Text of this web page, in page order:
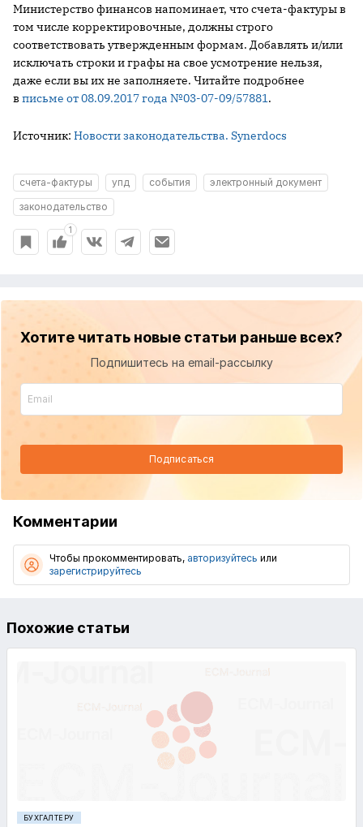
Министерство финансов напоминает, что счета-фактуры в
том числе корректировочные, должны строго
соответствовать утвержденным формам. Добавлять и/или
исключать строки и графы на свое усмотрение нельзя,
даже если вы их не заполняете. Читайте подробнее
в письме от 08.09.2017 года №03-07-09/57881.
Источник: Новости законодательства. Synerdocs
счета-фактуры упд события
электронный документ
законодательство
1
Хотите читать новые статьи раньше всех?
Подпишитесь на email-рассылку
Подписаться
Комментарии
Чтобы прокомментировать, авторизуйтесь или
зарегистрируйтесь
Похожие статьи
БУХГАЛТЕРУ